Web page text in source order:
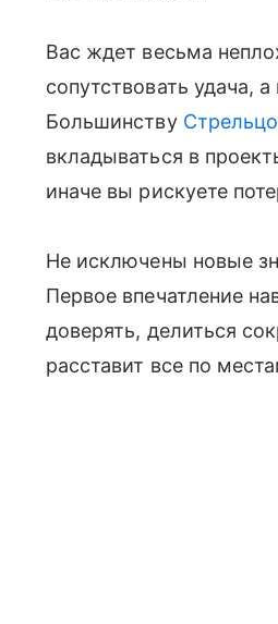
Вас ждет весьма
сопутствовать удача,
Большинству
вкладываться в
иначе вы рискуете
Не исключены новые
Первое впечатление
доверять, делиться
расставит все по